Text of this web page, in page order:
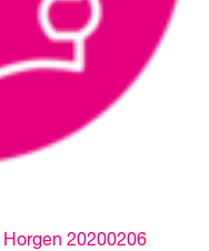
20200206